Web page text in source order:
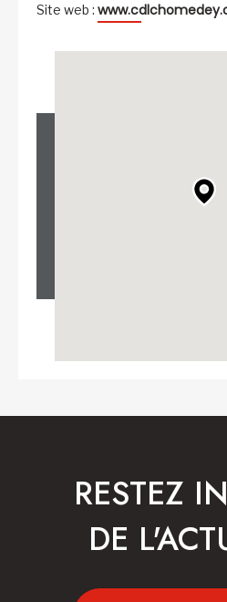
Site web :
RESTEZ
DE